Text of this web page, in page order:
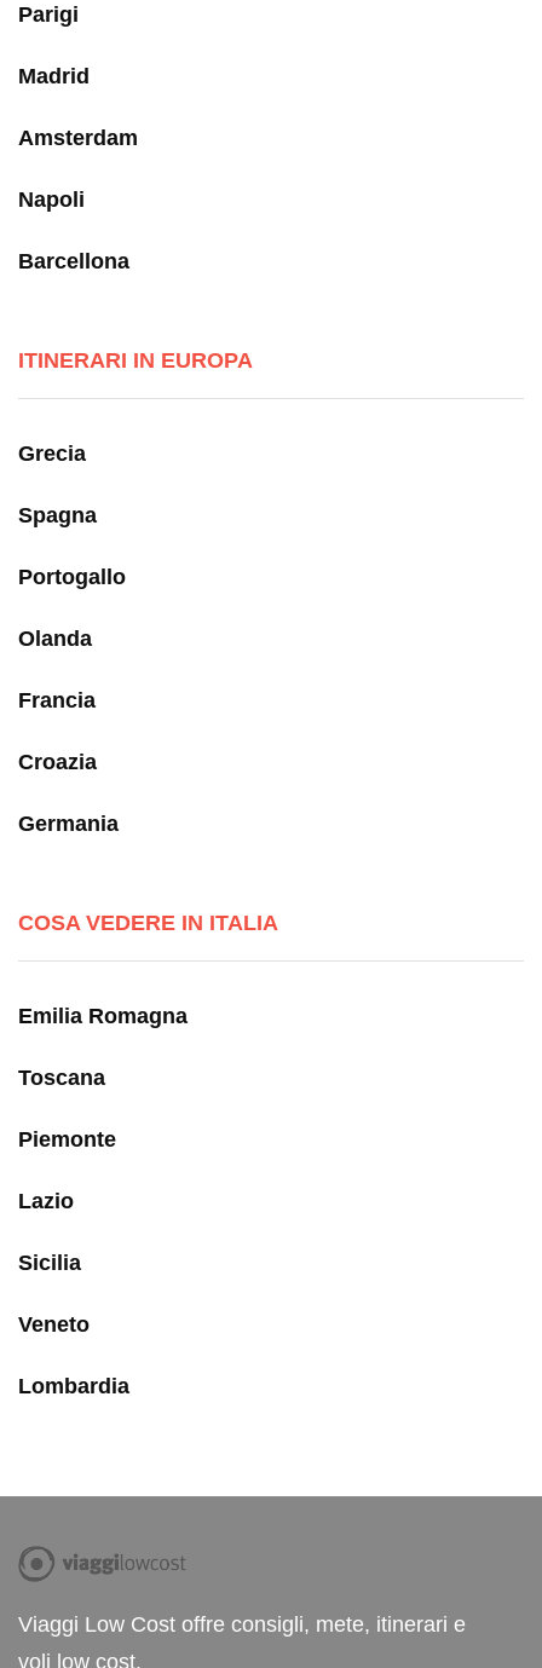
Parigi
Madrid
Amsterdam
Napoli
Barcellona
ITINERARI IN EUROPA
Grecia
Spagna
Portogallo
Olanda
Francia
Croazia
Germania
COSA VEDERE IN ITALIA
Emilia Romagna
Toscana
Piemonte
Lazio
Sicilia
Veneto
Lombardia
Viaggi Low Cost offre consigli, mete, itinerari e
voli low cost.